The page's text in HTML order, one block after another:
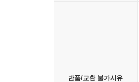
반품/교환 불가사유